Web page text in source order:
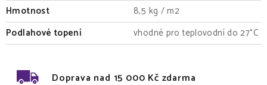
Hmotnost
8,5 kg / m2
Podlahové topení
vhodné pro teplovodní do 27°C
Doprava nad 15 000 Kč zdarma